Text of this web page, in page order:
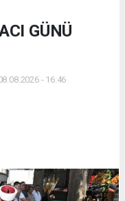
GÜNÜ
- 16:46